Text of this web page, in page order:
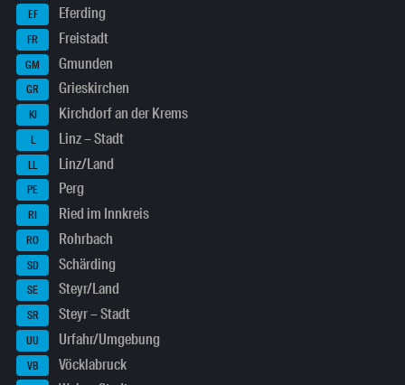
EF Eferding
FR Freistadt
GM Gmunden
GR Grieskirchen
KI Kirchdorf an der Krems
L Linz – Stadt
LL Linz/Land
PE Perg
RI Ried im Innkreis
RO Rohrbach
SD Schärding
SE Steyr/Land
SR Steyr – Stadt
UU Urfahr/Umgebung
VB Vöcklabruck